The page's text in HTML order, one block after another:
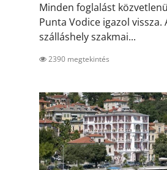
Minden foglalást
Punta Vodice igazol vissza.
szálláshely szakmai...
2390 megtekintés